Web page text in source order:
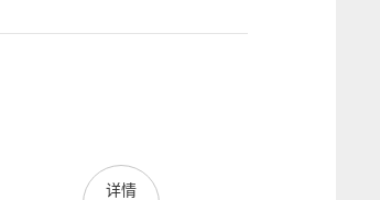
详情